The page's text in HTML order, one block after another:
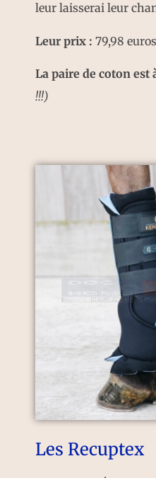
leur laisserai leur
Leur prix : 79,98 euros
La paire de coton est
!!!)
Les Recuptex